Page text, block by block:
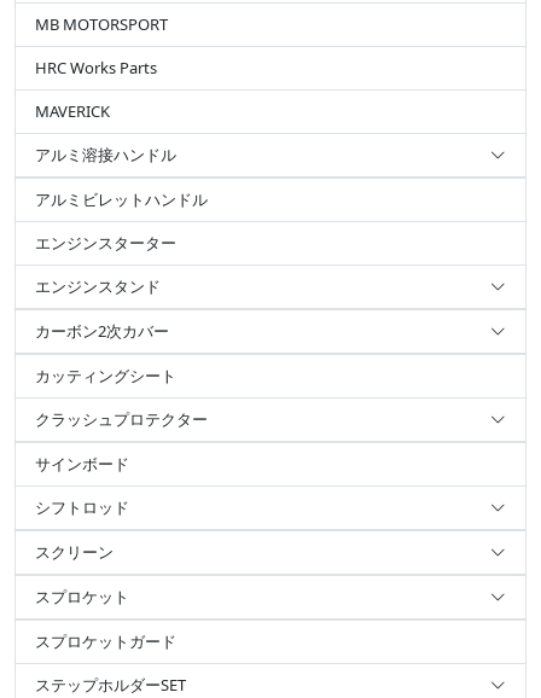
MB MOTORSPORT
HRC Works Parts
MAVERICK
アルミ溶接ハンドル
アルミビレットハンドル
エンジンスターター
エンジンスタンド
カーボン2次カバー
カッティングシート
クラッシュプロテクター
サインボード
シフトロッド
スクリーン
スプロケット
スプロケットガード
ステップホルダーSET